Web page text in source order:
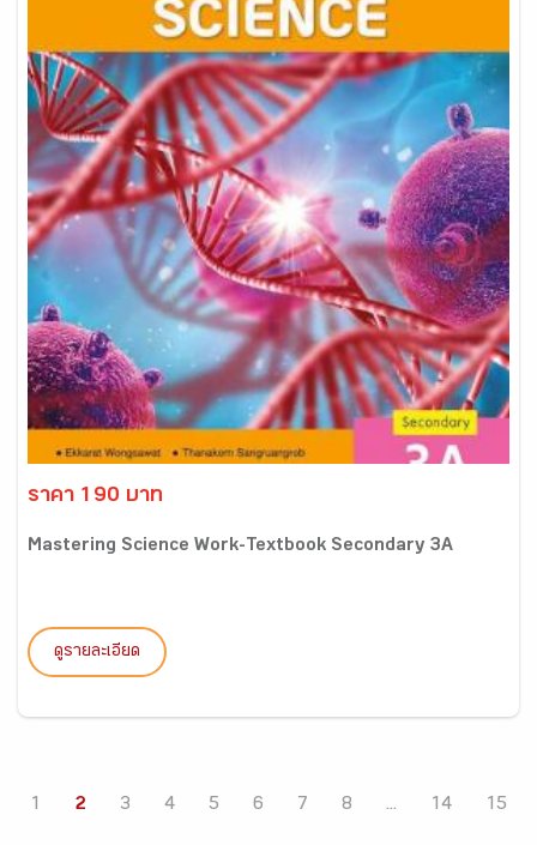
ราคา 190 บาท
Mastering Science Work-Textbook Secondary 3A
ดูรายละเอียด
1 2 3 4 5 6 7 8 ... 14 15